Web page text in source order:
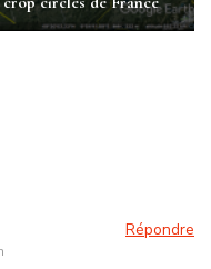
Répondre